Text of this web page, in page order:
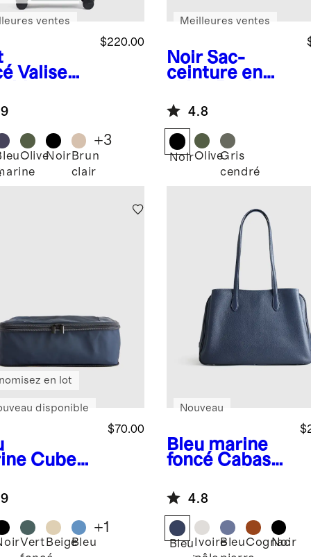
Valise
$220.00
ventes
OliveNoir Brun
clair
+3
Noir Sac-
ceinture en
Meilleures ventes
4.8
NoirOliveGris
cendré
Cubes
de
$70.00
en lot
disponible
Vert BeigeBleu
+1
Bleu marine
foncé Cabas
Vivienne
Nouveau
4.8
Bleu IvoireBleuCognac
Noir